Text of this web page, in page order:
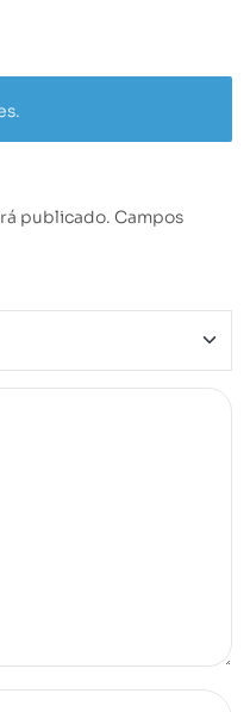
publicado. Campos